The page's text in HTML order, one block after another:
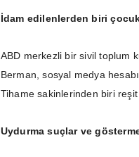
İdam edilenlerden biri
ABD merkezli bir sivil toplum
Berman, sosyal medya
Tihame sakinlerinden biri
Uydurma suçlar ve